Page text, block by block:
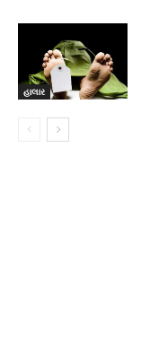
હાલાર